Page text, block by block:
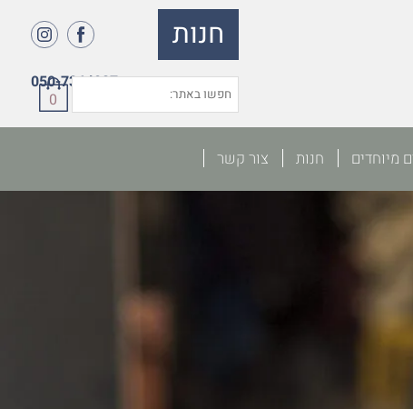
חנות
050-7364027
0
מיוחדים חנות צור קשר